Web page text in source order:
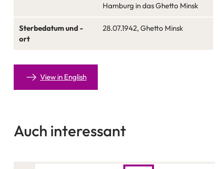
Hamburg in das Ghetto Minsk
Sterbedatum und -
ort
28.07.1942, Ghetto Minsk
View in English
Auch interessant